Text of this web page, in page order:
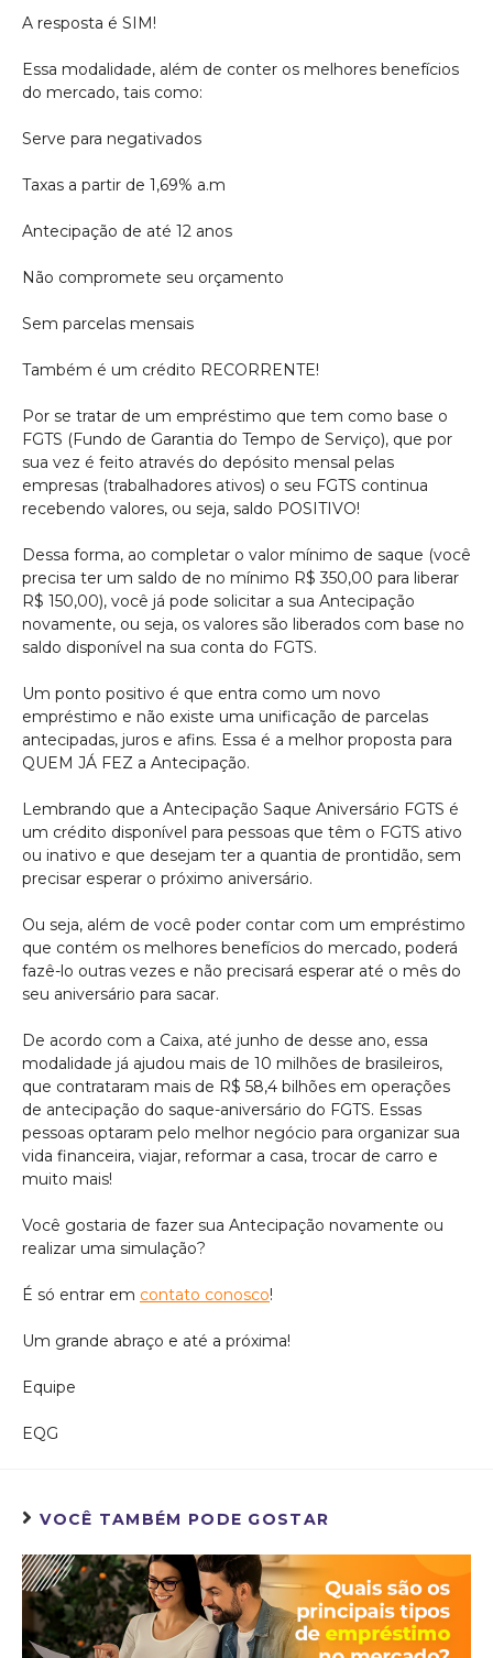
A resposta é SIM!
Essa modalidade, além de conter os melhores benefícios
do mercado, tais como:
Serve para negativados
Taxas a partir de 1,69% a.m
Antecipação de até 12 anos
Não compromete seu orçamento
Sem parcelas mensais
Também é um crédito RECORRENTE!
Por se tratar de um empréstimo que tem como base o
FGTS (Fundo de Garantia do Tempo de Serviço), que por
sua vez é feito através do depósito mensal pelas
empresas (trabalhadores ativos) o seu FGTS continua
recebendo valores, ou seja, saldo POSITIVO!
Dessa forma, ao completar o valor mínimo de saque (você
precisa ter um saldo de no mínimo R$ 350,00 para liberar
R$ 150,00), você já pode solicitar a sua Antecipação
novamente, ou seja, os valores são liberados com base no
saldo disponível na sua conta do FGTS.
Um ponto positivo é que entra como um novo
empréstimo e não existe uma unificação de parcelas
antecipadas, juros e afins. Essa é a melhor proposta para
QUEM JÁ FEZ a Antecipação.
Lembrando que a Antecipação Saque Aniversário FGTS é
um crédito disponível para pessoas que têm o FGTS ativo
ou inativo e que desejam ter a quantia de prontidão, sem
precisar esperar o próximo aniversário.
Ou seja, além de você poder contar com um empréstimo
que contém os melhores benefícios do mercado, poderá
fazê-lo outras vezes e não precisará esperar até o mês do
seu aniversário para sacar.
De acordo com a Caixa, até junho de desse ano, essa
modalidade já ajudou mais de 10 milhões de brasileiros,
que contrataram mais de R$ 58,4 bilhões em operações
de antecipação do saque-aniversário do FGTS. Essas
pessoas optaram pelo melhor negócio para organizar sua
vida financeira, viajar, reformar a casa, trocar de carro e
muito mais!
Você gostaria de fazer sua Antecipação novamente ou
realizar uma simulação?
É só entrar em contato conosco!
Um grande abraço e até a próxima!
Equipe
EQG
VOCÊ TAMBÉM PODE GOSTAR